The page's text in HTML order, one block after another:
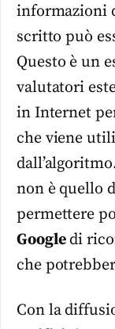
informazioni
scritto può
Questo è un
valutatori
in Internet
che viene
non è quello
permettere
Googledi
che
Con la